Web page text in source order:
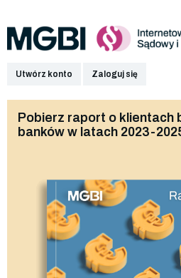
Utwórz konto Zaloguj się
Pobierz raport o klientach
banków w latach 2023-